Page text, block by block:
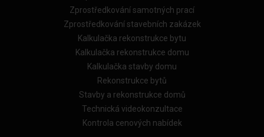
Zprostředkování samotných prací
Zprostředkování stavebních zakázek
Kalkulačka rekonstrukce bytu
Kalkulačka rekonstrukce domu
Kalkulačka stavby domu
Rekonstrukce bytů
Stavby a rekonstrukce domů
Technická videokonzultace
Kontrola cenových nabídek